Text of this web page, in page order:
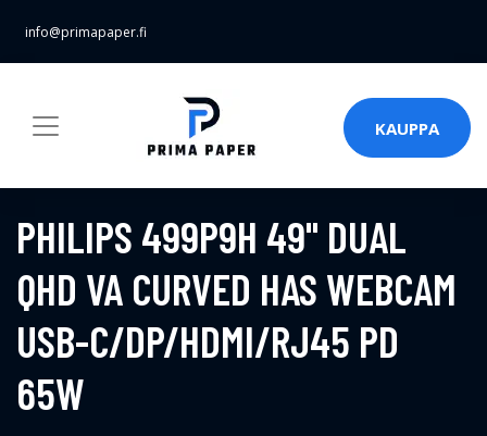
info@primapaper.fi
KAUPPA
PHILIPS 499P9H 49" DUAL
QHD VA CURVED HAS WEBCAM
USB-C/DP/HDMI/RJ45 PD
65W